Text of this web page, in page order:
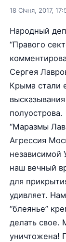
18 Січня, 2017,
Народный
“Правого
Сергея
Крыма стали
полуострова.
“Маразмы
Агрессия
независимой
наш вечный
для
удивляет.
“блеянье”
делать свое.
уничтожена!